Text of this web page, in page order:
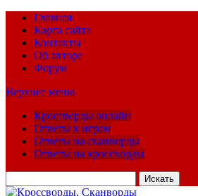
Главная
Карта сайта
Контакты
Об авторе
Форум
Верхнее меню
Кроссворды онлайн
Ответы к играм
Ответы на сканворды
Ответы на кроссворды
для: